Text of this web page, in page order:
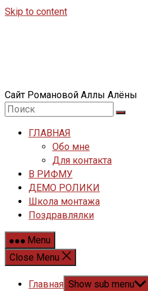
Skip to content
Сайт Романовой Аллы Алёны
ГЛАВНАЯ
Обо мне
Для контакта
В РИФМУ
ДЕМО РОЛИКИ
Школа монтажа
Поздравлялки
Menu
Close Menu
Главная Show sub menu